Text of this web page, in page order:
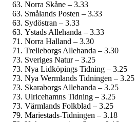
Norra Skåne – 3.33
Smålands Posten – 3.33
Sydöstran – 3.33
Ystads Allehanda – 3.33
Norra Halland – 3.30
Trelleborgs Allehanda – 3.30
Sveriges Natur – 3.25
Nya Lidköpings Tidning – 3.25
Nya Wermlands Tidningen – 3.25
Skaraborgs Allehanda – 3.25
Ulricehamns Tidning – 3.25
Värmlands Folkblad – 3.25
Mariestads-Tidningen – 3.18